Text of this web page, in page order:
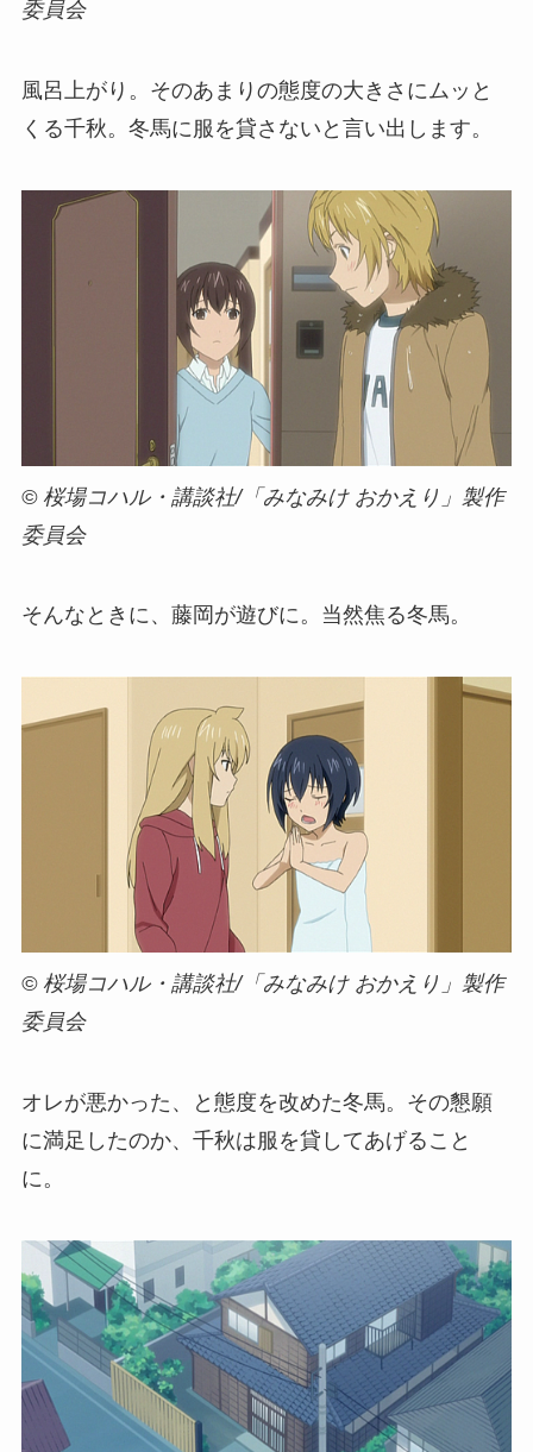
委員会
風呂上がり。そのあまりの態度の大きさにムッと
くる千秋。冬馬に服を貸さないと言い出します。
© 桜場コハル・講談社/「みなみけ おかえり」製作
委員会
そんなときに、藤岡が遊びに。当然焦る冬馬。
© 桜場コハル・講談社/「みなみけ おかえり」製作
委員会
オレが悪かった、と態度を改めた冬馬。その懇願
に満足したのか、千秋は服を貸してあげること
に。